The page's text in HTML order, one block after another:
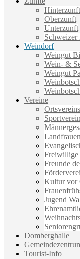
Hinterzunft
Oberzunft
Unterzunft
Weindorf
Weingut
Wein- &
Weingut
Vereine
Freiwillige
Freunde
Kultur vor
Jugend
Domberghalle
Tourist-Info